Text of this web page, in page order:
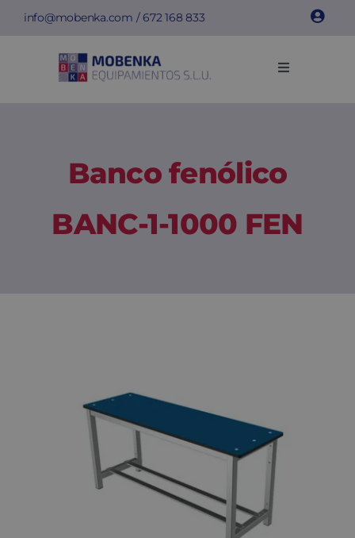
Saltar
contenido
info@mobenka.com /672 168 833
Toggle
Instalaciones
Banco fenólico
BANC-1-1000 FEN